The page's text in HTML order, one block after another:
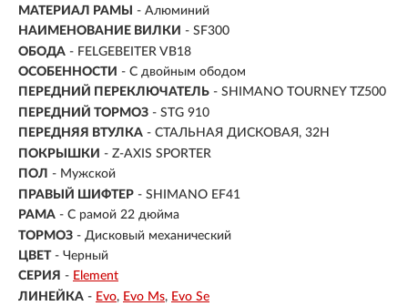
МАТЕРИАЛ РАМЫ
- Алюминий
НАИМЕНОВАНИЕ ВИЛКИ - SF300
ОБОДА - FELGEBEITER VB18
ОСОБЕННОСТИ - С двойным ободом
ПЕРЕДНИЙ ПЕРЕКЛЮЧАТЕЛЬ - SHIMANO TOURNEY TZ500
ПЕРЕДНИЙ ТОРМОЗ - STG 910
ПЕРЕДНЯЯ ВТУЛКА - СТАЛЬНАЯ ДИСКОВАЯ, 32H
ПОКРЫШКИ - Z-AXIS SPORTER
ПОЛ - Мужской
ПРАВЫЙ ШИФТЕР - SHIMANO EF41
РАМА - С рамой 22 дюйма
ТОРМОЗ - Дисковый механический
ЦВЕТ - Черный
СЕРИЯ - Element
ЛИНЕЙКА - Evo Evo Ms
Evo Se